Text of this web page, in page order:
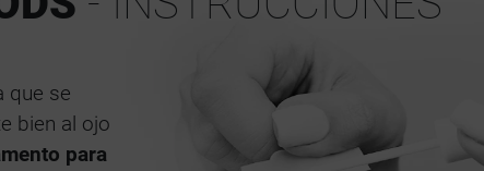
que se
bien al ojo
para